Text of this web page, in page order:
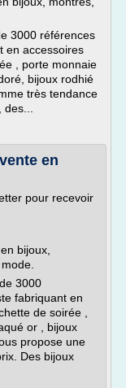
3000 références
en accessoires
, porte monnaie
bijoux rodhié
très tendance
en
pour recevoir
bijoux,
3000
fabriquant en
de soirée ,
or , bijoux
propose une
Des bijoux